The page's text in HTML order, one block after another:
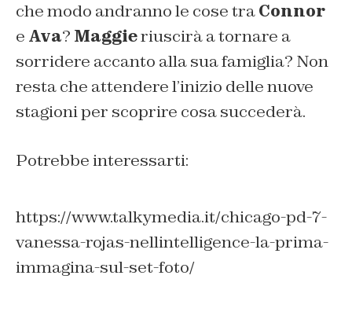
che modo andranno le cose traConnor
e Ava? Maggieriuscirà a tornare a
sorridere accanto alla sua famiglia? Non
resta che attendere l’inizio delle nuove
stagioni per scoprire cosa succederà.
Potrebbe interessarti:
https://www.talkymedia.it/chicago-pd-7-
vanessa-rojas-nellintelligence-la-prima-
immagina-sul-set-foto/